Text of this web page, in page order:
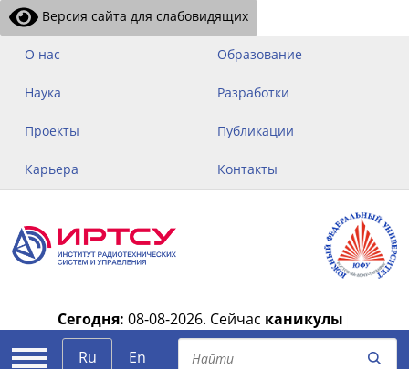
Версия сайта для слабовидящих
О нас Образование
Наука Разработки
Проекты Публикации
Карьера Контакты
Сегодня: 08-08-2026. Сейчас каникулы
Ru
En